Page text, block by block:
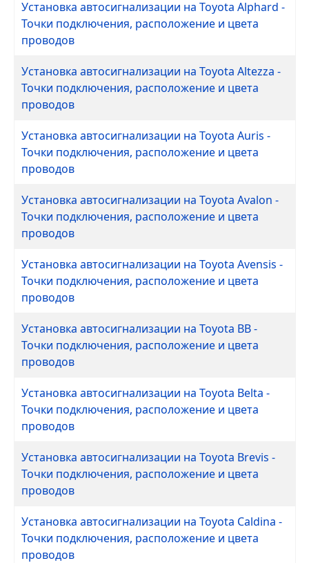
Установка автосигнализации на Toyota Alphard -
Точки подключения, расположение и цвета
проводов
Установка автосигнализации на Toyota Altezza -
Точки подключения, расположение и цвета
проводов
Установка автосигнализации на Toyota Auris -
Точки подключения, расположение и цвета
проводов
Установка автосигнализации на Toyota Avalon -
Точки подключения, расположение и цвета
проводов
Установка автосигнализации на Toyota Avensis -
Точки подключения, расположение и цвета
проводов
Установка автосигнализации на Toyota BB -
Точки подключения, расположение и цвета
проводов
Установка автосигнализации на Toyota Belta -
Точки подключения, расположение и цвета
проводов
Установка автосигнализации на Toyota Brevis -
Точки подключения, расположение и цвета
проводов
Установка автосигнализации на Toyota Caldina -
Точки подключения, расположение и цвета
проводов